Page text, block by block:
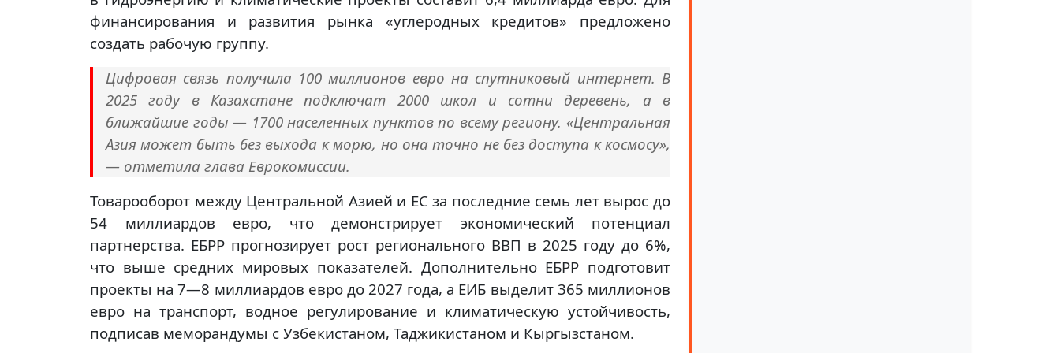
финансирования и развития рынка «углеродных кредитов» предложено
создать рабочую группу.
Цифровая связь получила 100 миллионов евро на спутниковый интернет. В
2025 году в Казахстане подключат 2000 школ и сотни деревень, а в
ближайшие годы — 1700 населенных пунктов по всему региону. «Центральная
Азия может быть без выхода к морю, но она точно не без доступа к космосу»,
— отметила глава Еврокомиссии.
Товарооборот между Центральной Азией и ЕС за последние семь лет вырос до
54 миллиардов евро, что демонстрирует экономический потенциал
партнерства. ЕБРР прогнозирует рост регионального ВВП в 2025 году до 6%,
что выше средних мировых показателей. Дополнительно ЕБРР подготовит
проекты на 7—8 миллиардов евро до 2027 года, а ЕИБ выделит 365 миллионов
евро на транспорт, водное регулирование и климатическую устойчивость,
подписав меморандумы с Узбекистаном, Таджикистаном и Кыргызстаном.